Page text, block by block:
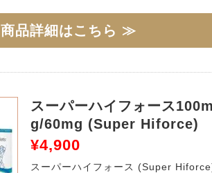
商品詳細はこちら ≫
スーパーハイフォース
g/60mg (Super Hiforce)
¥4,900
スーパーハイフォース (Super